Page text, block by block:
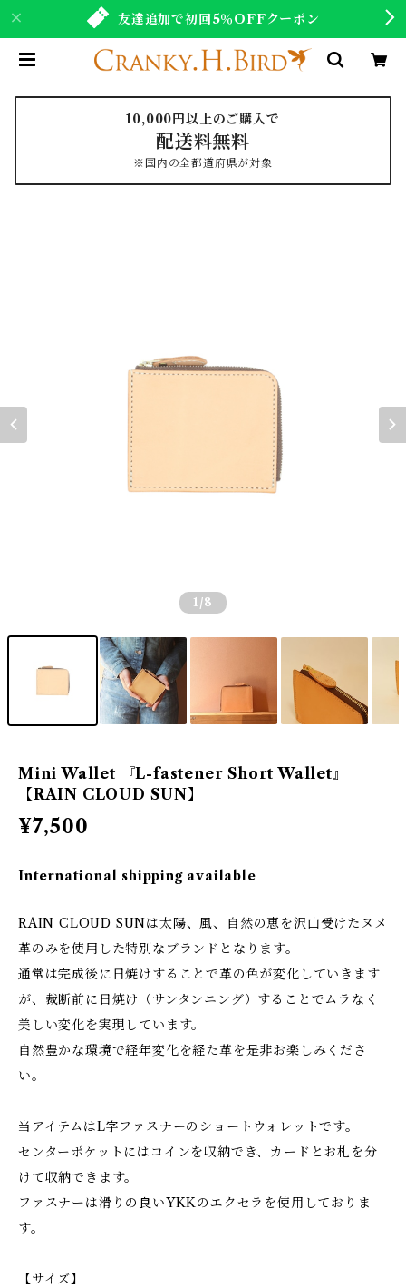
友達追加で初回5％OFFクーポン
10,000円以上のご購入で
配送料無料
※国内の全都道府県が対象
1 /8
Mini Wallet 『L-fastener Short Wallet』
【RAIN CLOUD SUN】
¥7,500
International shipping available
RAIN CLOUD SUNは太陽、風、自然の恵を沢山受けたヌメ
革のみを使用した特別なブランドとなります。
通常は完成後に日焼けすることで革の色が変化していきます
が、裁断前に日焼け（サンタンニング）することでムラなく
美しい変化を実現しています。
自然豊かな環境で経年変化を経た革を是非お楽しみくださ
い。
当アイテムはL字ファスナーのショートウォレットです。
センターポケットにはコインを収納でき、カードとお札を分
けて収納できます。
ファスナーは滑りの良いYKKのエクセラを使用しておりま
す。
【サイズ】